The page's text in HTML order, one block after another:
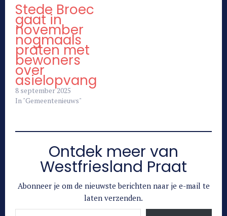
Stede Broec
gaat in
november
nogmaals
praten met
bewoners
over
asielopvang
8 september 2025
In "Gemeentenieuws"
Ontdek meer van
Westfriesland Praat
Abonneer je om de nieuwste berichten naar je e-mail te
laten verzenden.
Typ je e-mail...